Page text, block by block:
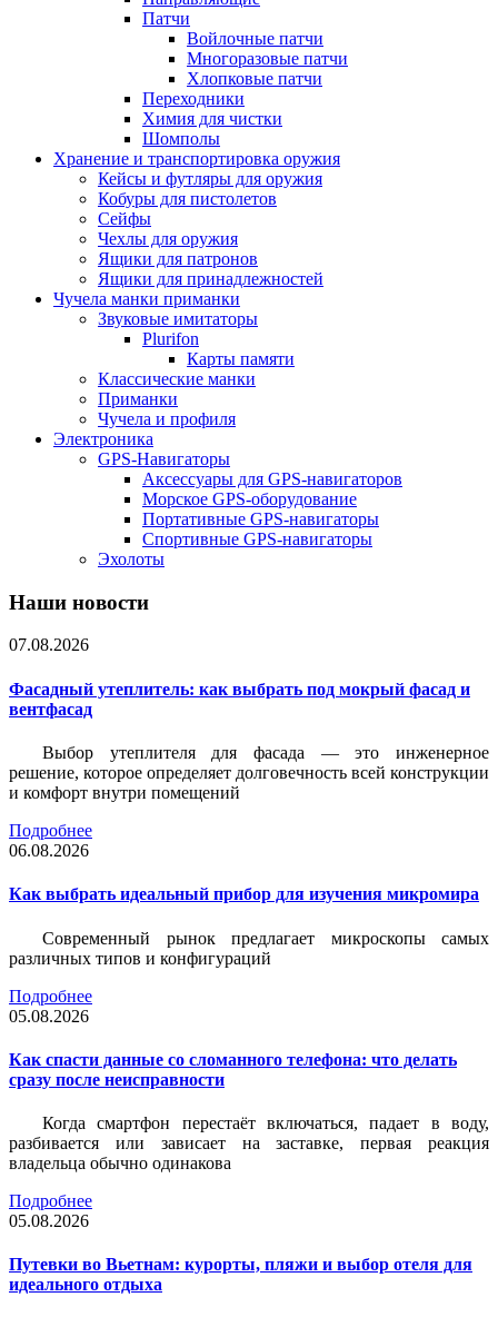
Патчи
Войлочные патчи
Многоразовые патчи
Хлопковые патчи
Переходники
Химия для чистки
Шомполы
Хранение и транспортировка оружия
Кейсы и футляры для оружия
Кобуры для пистолетов
Сейфы
Чехлы для оружия
Ящики для патронов
Ящики для принадлежностей
Чучела манки приманки
Звуковые имитаторы
Plurifon
Карты памяти
Классические манки
Приманки
Чучела и профиля
Электроника
GPS-Навигаторы
Аксессуары для GPS-навигаторов
Морское GPS-оборудование
Портативные GPS-навигаторы
Спортивные GPS-навигаторы
Эхолоты
Наши новости
07.08.2026
Фасадный утеплитель: как выбрать под мокрый фасад и
вентфасад
Выбор утеплителя для фасада — это инженерное
решение, которое определяет долговечность всей конструкции
и комфорт внутри помещений
Подробнее
06.08.2026
Как выбрать идеальный прибор для изучения микромира
Современный рынок предлагает микроскопы самых
различных типов и конфигураций
Подробнее
05.08.2026
Как спасти данные со сломанного телефона: что делать
сразу после неисправности
Когда смартфон перестаёт включаться, падает в воду,
разбивается или зависает на заставке, первая реакция
владельца обычно одинакова
Подробнее
05.08.2026
Путевки во Вьетнам: курорты, пляжи и выбор отеля для
идеального отдыха